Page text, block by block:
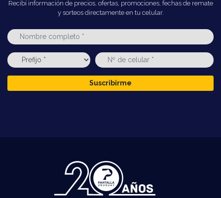
Recibí información de precios, ofertas, promociones, fechas de remate
y sorteos directamente en tu celular.
Suscribirme